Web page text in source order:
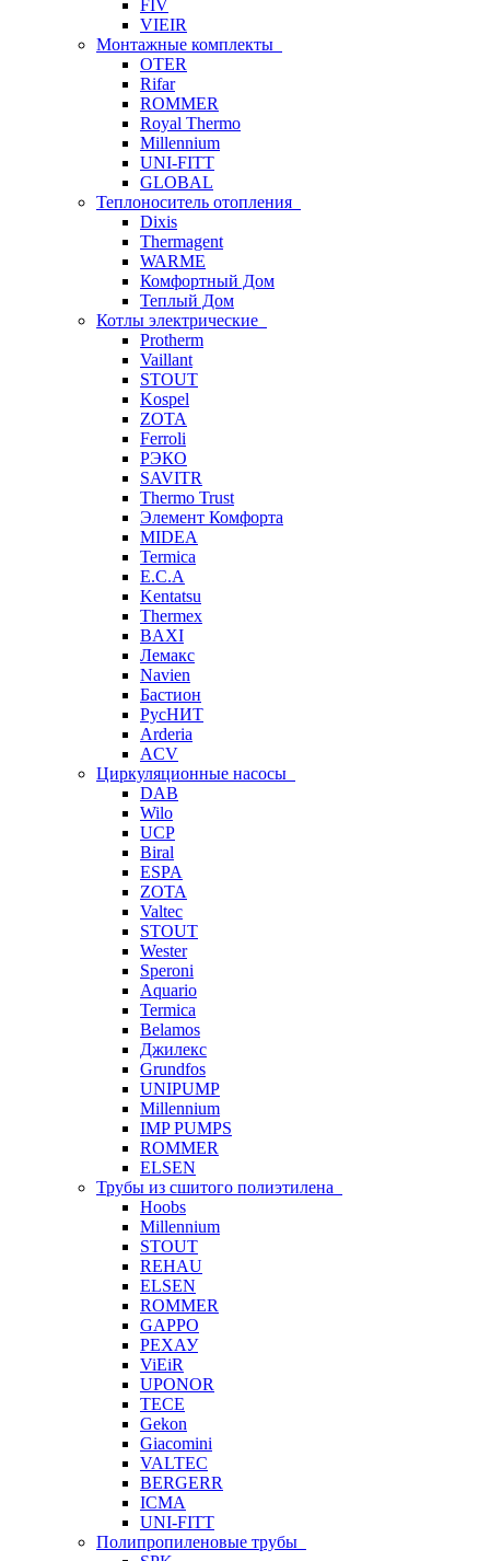
FIV
VIEIR
Монтажные комплекты
OTER
Rifar
ROMMER
Royal Thermo
Millennium
UNI-FITT
GLOBAL
Теплоноситель отопления
Dixis
Thermagent
WARME
Комфортный Дом
Теплый Дом
Котлы электрические
Protherm
Vaillant
STOUT
Kospel
ZOTA
Ferroli
РЭКО
SAVITR
Thermo Trust
Элемент Комфорта
MIDEA
Termica
E.C.A
Kentatsu
Thermex
BAXI
Лемакс
Navien
Бастион
РусНИТ
Arderia
ACV
Циркуляционные насосы
DAB
Wilo
UCP
Biral
ESPA
ZOTA
Valtec
STOUT
Wester
Speroni
Aquario
Termica
Belamos
Джилекс
Grundfos
UNIPUMP
Millennium
IMP PUMPS
ROMMER
ELSEN
Трубы из сшитого полиэтилена
Hoobs
Millennium
STOUT
REHAU
ELSEN
ROMMER
GAPPO
РЕХАУ
ViEiR
UPONOR
TECE
Gekon
Giacomini
VALTEC
BERGERR
ICMA
UNI-FITT
Полипропиленовые трубы